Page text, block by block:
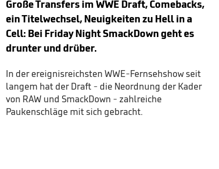
seconds
Große Transfers im WWE Draft, Comebacks,
ein Titelwechsel, Neuigkeiten zu Hell in a
Cell: Bei Friday Night SmackDown geht es
drunter und drüber.
In der ereignisreichsten WWE-Fernsehshow seit
langem hat der Draft - die Neordnung der Kader
von RAW und SmackDown - zahlreiche
Paukenschläge mit sich gebracht.